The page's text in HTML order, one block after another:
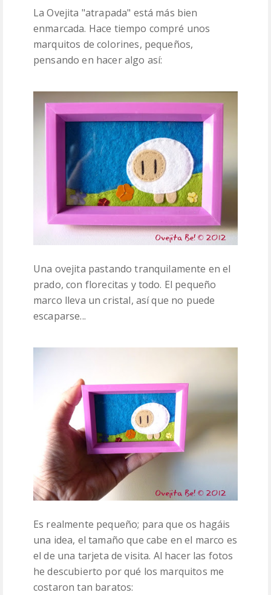
La Ovejita "atrapada" está más bien
enmarcada. Hace tiempo compré unos
marquitos de colorines, pequeños,
pensando en hacer algo así:
Una ovejita pastando tranquilamente en el
prado, con florecitas y todo. El pequeño
marco lleva un cristal, así que no puede
escaparse...
Es realmente pequeño; para que os hagáis
una idea, el tamaño que cabe en el marco es
el de una tarjeta de visita. Al hacer las fotos
he descubierto por qué los marquitos me
costaron tan baratos: